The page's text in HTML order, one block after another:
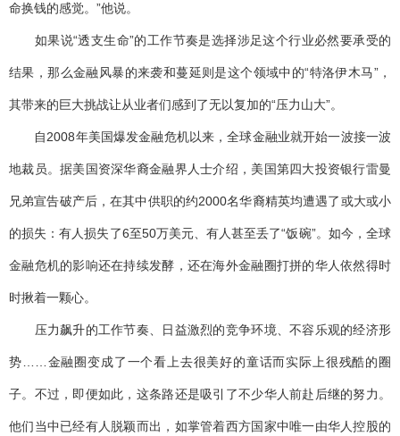
命换钱的感觉。”他说。
如果说“透支生命”的工作节奏是选择涉足这个行业必然要承受的
结果，那么金融风暴的来袭和蔓延则是这个领域中的“特洛伊木马”，
其带来的巨大挑战让从业者们感到了无以复加的“压力山大”。
自2008年美国爆发金融危机以来，全球金融业就开始一波接一波
地裁员。据美国资深华裔金融界人士介绍，美国第四大投资银行雷曼
兄弟宣告破产后，在其中供职的约2000名华裔精英均遭遇了或大或小
的损失：有人损失了6至50万美元、有人甚至丢了“饭碗”。如今，全球
金融危机的影响还在持续发酵，还在海外金融圈打拼的华人依然得时
时揪着一颗心。
压力飙升的工作节奏、日益激烈的竞争环境、不容乐观的经济形
势……金融圈变成了一个看上去很美好的童话而实际上很残酷的圈
子。不过，即便如此，这条路还是吸引了不少华人前赴后继的努力。
他们当中已经有人脱颖而出，如掌管着西方国家中唯一由华人控股的